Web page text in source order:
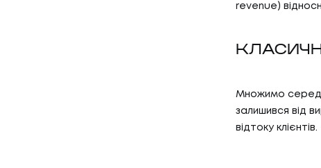
revenue)
Множимо
залишився від
відтоку клієнтів.
ПРО
ПРО